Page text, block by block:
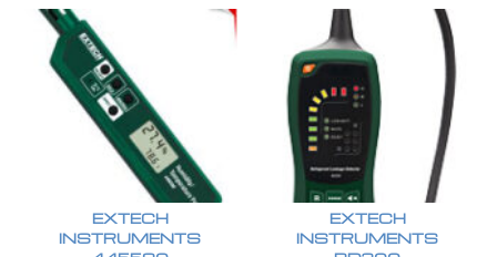
EXTECH
INSTRUMENTS
EXTECH
INSTRUMENTS